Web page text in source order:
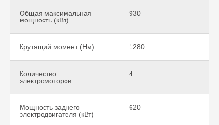
Общая максимальная
мощность (кВт)
930
Крутящий момент (Нм) 1280
Количество
электромоторов
4
Мощность заднего
электродвигателя (кВт)
620